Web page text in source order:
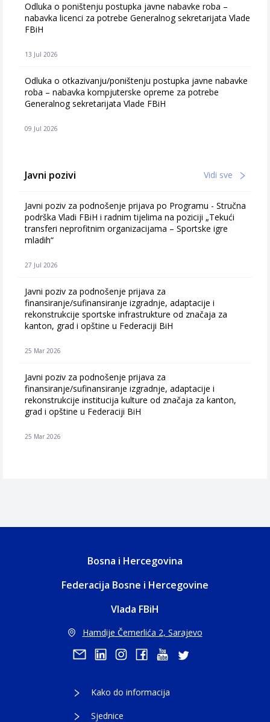
Odluka o poništenju postupka javne nabavke roba –
nabavka licenci za potrebe Generalnog sekretarijata Vlade
FBiH
13 Jul 2026
Odluka o otkazivanju/poništenju postupka javne nabavke
roba – nabavka kompjuterske opreme za potrebe
Generalnog sekretarijata Vlade FBiH
09 Jul 2026
Javni pozivi Vidi sve
Javni poziv za podnošenje prijava po Programu - Stručna
podrška Vladi FBiH i radnim tijelima na poziciji „Tekući
transferi neprofitnim organizacijama – Sportske igre
mladih“
27 Jul 2026
Javni poziv za podnošenje prijava za
finansiranje/sufinansiranje izgradnje, adaptacije i
rekonstrukcije sportske infrastrukture od značaja za
kanton, grad i opštine u Federaciji BiH
25 Mar 2026
Javni poziv za podnošenje prijava za
finansiranje/sufinansiranje izgradnje, adaptacije i
rekonstrukcije institucija kulture od značaja za kanton,
grad i opštine u Federaciji BiH
25 Mar 2026
Bosna i Hercegovina
Federacija Bosne i Hercegovine
Vlada FBiH
Hamdije Čemerlića 2, Sarajevo
Kako do informacija
Sjednice